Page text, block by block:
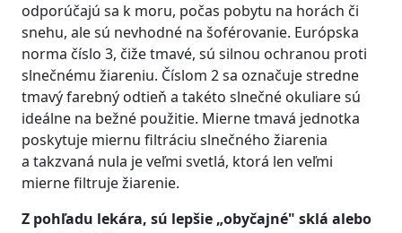
odporúčajú sa k moru, počas pobytu na horách či
snehu, ale sú nevhodné na šoférovanie. Európska
norma číslo 3, čiže tmavé, sú silnou ochranou proti
slnečnému žiareniu. Číslom 2 sa označuje stredne
tmavý farebný odtieň a takéto slnečné okuliare sú
ideálne na bežné použitie. Mierne tmavá jednotka
poskytuje miernu filtráciu slnečného žiarenia
a takzvaná nula je veľmi svetlá, ktorá len veľmi
mierne filtruje žiarenie.
Z pohľadu lekára, sú lepšie „obyčajné" sklá alebo